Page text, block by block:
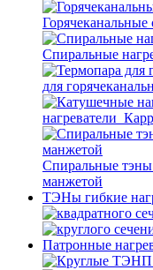
Спиральные
для
Спиральные
манжетой
ТЭНы гибкие
Патронные